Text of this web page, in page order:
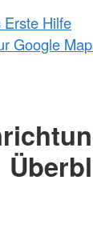
Erste Hilfe
Google